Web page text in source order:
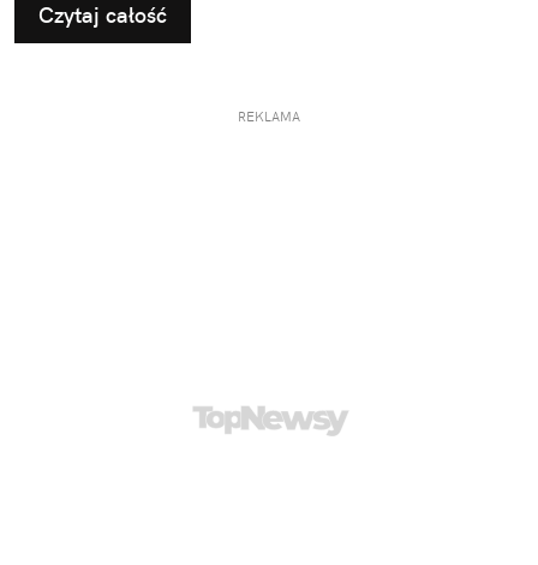
Czytaj całość
REKLAMA